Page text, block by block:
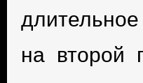
на второй